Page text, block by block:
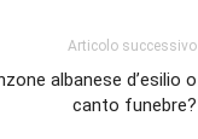
Articolo successivo
albanese d’esilio o
canto funebre?